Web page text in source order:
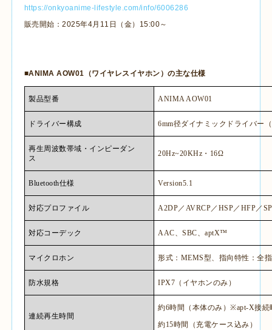
https://onkyoanime-lifestyle.com/info/6006286
販売開始：2025年4月 11 日（金） 15:00～
■ANIMA AOW01 （ワイヤレスイヤホン）の主な仕様
製品型番 ANIMA AOW01
ドライバー構成 6mm径ダイナミックドライバー（
再生周波数帯域・インピーダン
ス
20Hz~20KHz ・ 16Ω
Bluetooth仕様 Version5.1
対応プロファイル A2DP ／ AVRCP ／ HSP ／ HFP ／
対応コーデック AAC 、SBC 、aptX™
マイクロホン 形式： MEMS型、指向特性：全
防水規格 IPX7 （イヤホンのみ）
連続再生時間
約6時間（本体のみ）※apt-X接続
約15時間（充電ケース込み）